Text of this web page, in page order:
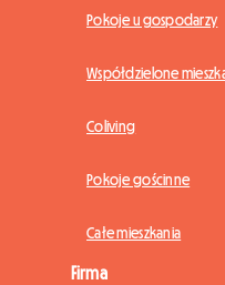
Pokoje u gospodarzy
Współdzielone
Coliving
Pokoje gościnne
Całe mieszkania
Firma